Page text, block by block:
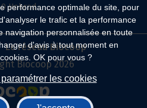
performance optimale du site, pour
le trafic et la performance
navigation personnalisée en toute
d'avis à tout moment en
OK pour vous ?
les cookies
Hohrod
Le réseau Biocoop
Biocoop 2026